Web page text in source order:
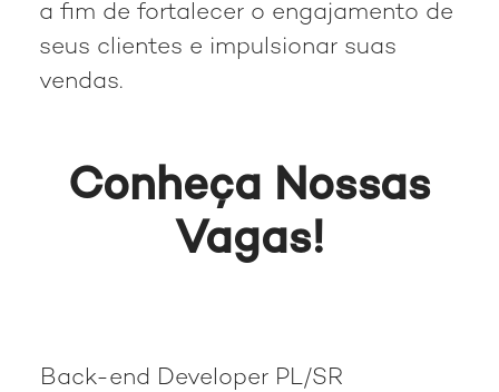
a fim de fortalecer o engajamento de
seus clientes e impulsionar suas
vendas.
Conheça Nossas
Vagas!
Back-end Developer PL/SR